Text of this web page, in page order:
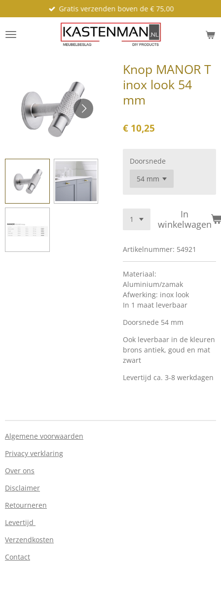
direct
naar
de
Gratis verzenden boven de € 75,00
Knop MANOR T
inox look 54
mm
€ 10,25
Doorsnede
In
winkelwagen
Artikelnummer: 54921
Materiaal:
Aluminium/zamak
Afwerking: inox look
In 1 maat leverbaar
Doorsnede 54 mm
Ook leverbaar in de kleuren
brons antiek, goud en mat
zwart
Levertijd ca. 3-8 werkdagen
Algemene voorwaarden
Privacy verklaring
Over ons
Disclaimer
Retourneren
Levertijd
Verzendkosten
Contact